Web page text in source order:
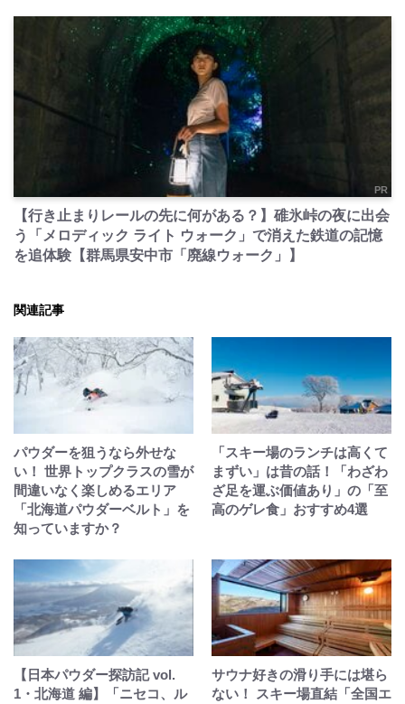
PR
【行き止まりレールの先に何がある？】碓氷峠の夜に出会
う「メロディック ライト ウォーク」で消えた鉄道の記憶
を追体験【群馬県安中市「廃線ウォーク」】
関連記事
パウダーを狙うなら外せな
い！ 世界トップクラスの雪が
間違いなく楽しめるエリア
「北海道パウダーベルト」を
知っていますか？
「スキー場のランチは高くて
まずい」は昔の話！「わざわ
ざ足を運ぶ価値あり」の「至
高のゲレ食」おすすめ4選
【日本パウダー探訪記 vol.
1・北海道 編】「ニセコ、ル
サウナ好きの滑り手には堪ら
ない！ スキー場直結「全国エ